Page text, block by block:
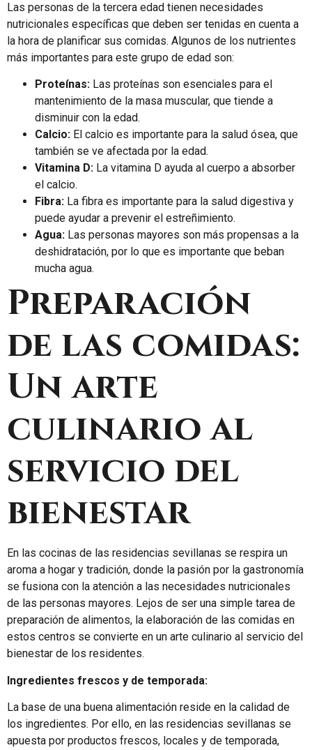
Las personas de la tercera edad tienen necesidades
nutricionales específicas que deben ser tenidas en cuenta a
la hora de planificar sus comidas. Algunos de los nutrientes
más importantes para este grupo de edad son:
Proteínas: Las proteínas son esenciales para el
mantenimiento de la masa muscular, que tiende a
disminuir con la edad.
Calcio: El calcio es importante para la salud ósea, que
también se ve afectada por la edad.
Vitamina D: La vitamina D ayuda al cuerpo a absorber
el calcio.
Fibra: La fibra es importante para la salud digestiva y
puede ayudar a prevenir el estreñimiento.
Agua: Las personas mayores son más propensas a la
deshidratación, por lo que es importante que beban
mucha agua.
Preparación
de las comidas:
Un arte
culinario al
servicio del
bienestar
En las cocinas de las residencias sevillanas se respira un
aroma a hogar y tradición, donde la pasión por la gastronomía
se fusiona con la atención a las necesidades nutricionales
de las personas mayores. Lejos de ser una simple tarea de
preparación de alimentos, la elaboración de las comidas en
estos centros se convierte en un arte culinario al servicio del
bienestar de los residentes.
Ingredientes frescos y de temporada:
La base de una buena alimentación reside en la calidad de
los ingredientes. Por ello, en las residencias sevillanas se
apuesta por productos frescos, locales y de temporada,